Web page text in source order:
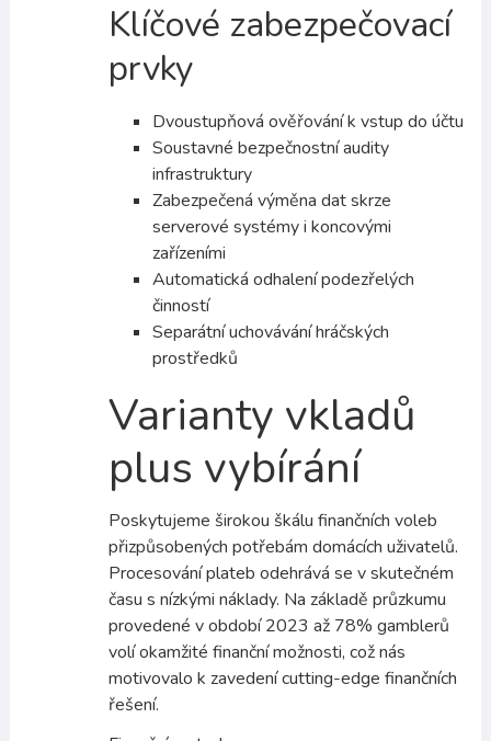
Klíčové zabezpečovací
prvky
Dvoustupňová ověřování k vstup do účtu
Soustavné bezpečnostní audity
infrastruktury
Zabezpečená výměna dat skrze
serverové systémy i koncovými
zařízeními
Automatická odhalení podezřelých
činností
Separátní uchovávání hráčských
prostředků
Varianty vkladů
plus vybírání
Poskytujeme širokou škálu finančních voleb
přizpůsobených potřebám domácích uživatelů.
Procesování plateb odehrává se v skutečném
času s nízkými náklady. Na základě průzkumu
provedené v období 2023 až 78% gamblerů
volí okamžité finanční možnosti, což nás
motivovalo k zavedení cutting-edge finančních
řešení.